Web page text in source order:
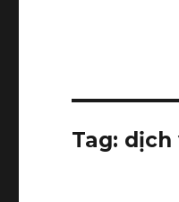
Tag: dịch